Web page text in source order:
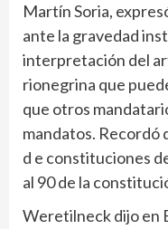
Martín Soria,
ante la gravedad
interpretación del
rionegrina que
que otros
mandatos. Recordó
d e constituciones
al 90 de la
Weretilneck dijo en